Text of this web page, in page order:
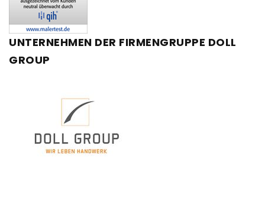
UNTERNEHMEN DER FIRMENGRUPPE DOLL
GROUP